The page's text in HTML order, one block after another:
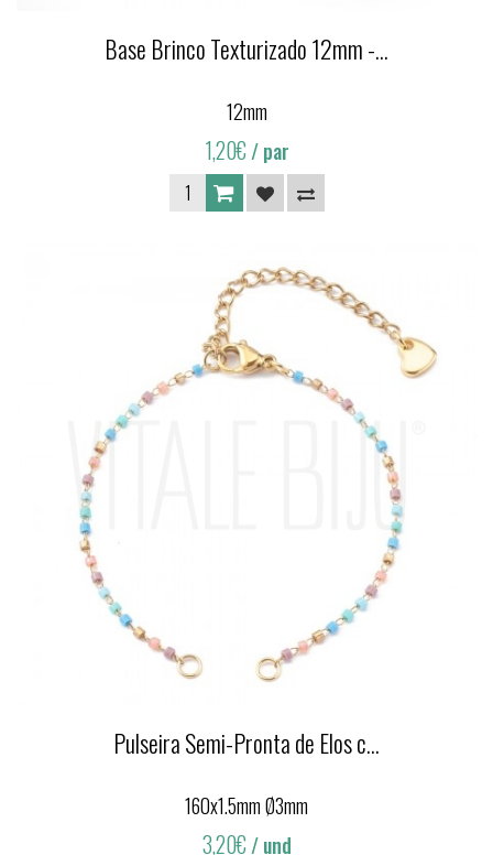
Base Brinco Texturizado 12mm -...
12mm
1,20€/ par
Pulseira Semi-Pronta de Elos c...
160x1.5mm Ø3mm
3,20€/ und